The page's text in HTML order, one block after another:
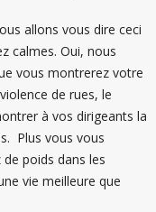
allons vous dire ceci
calmes. Oui, nous
vous montrerez votre
de rues, le
à vos dirigeants la
Plus vous vous
poids dans les
vie meilleure que